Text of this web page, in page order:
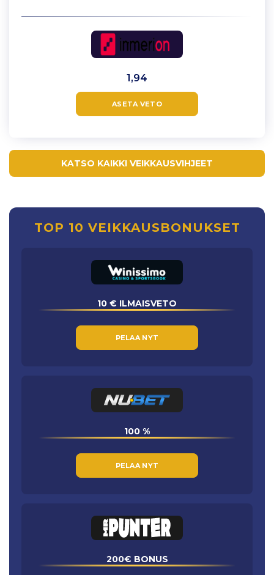
1,94
ASETA VETO
KATSO KAIKKI VEIKKAUSVIHJEET
TOP 10 VEIKKAUSBONUKSET
10 € ILMAISVETO
PELAA NYT
100 %
PELAA NYT
200€ BONUS